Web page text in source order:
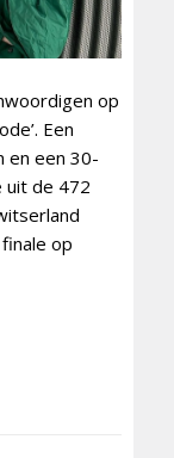
op
Een
en een 30-
uit de 472
op